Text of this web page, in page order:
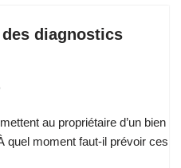
diagnostics
au propriétaire d’un bien
quel moment faut-il prévoir ces